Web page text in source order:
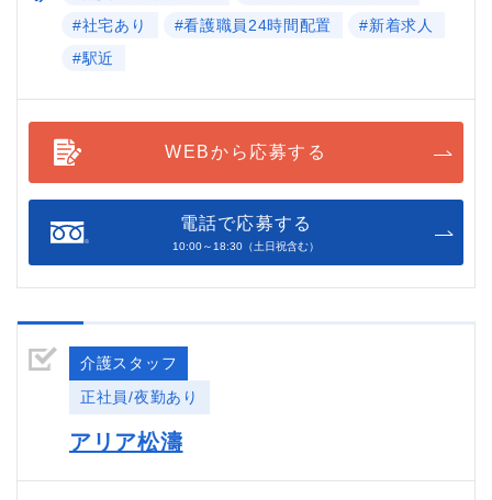
#社宅あり
#看護職員24時間配置
#新着求人
#駅近
WEBから応募する
電話で応募する
10:00～18:30（土日祝含む）
介護スタッフ
正社員/夜勤あり
アリア松濤